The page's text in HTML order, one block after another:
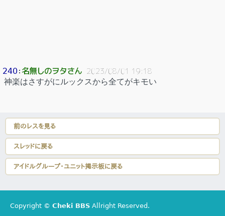
240：名無しのヲタさん 2023/08/01 19:18
神楽はさすがにルックスから全てがキモい
前のレスを見る
スレッドに戻る
アイドルグループ・ユニット掲示板に戻る
Copyright © Cheki BBS Allright Reserved.